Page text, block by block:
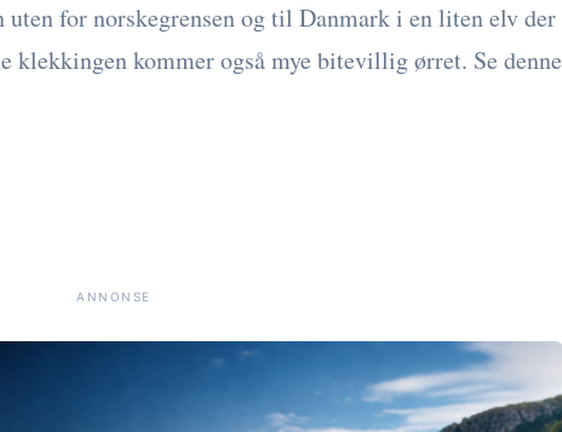
for norskegrensen og til Danmark i en liten elv der
klekkingen kommer også mye bitevillig ørret. Se denne
ANNONSE